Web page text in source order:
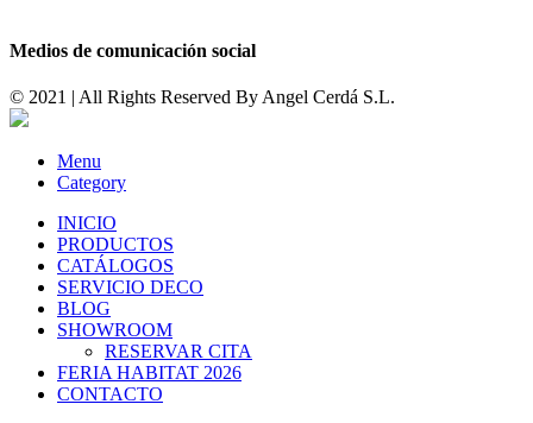
Medios de comunicación social
© 2021 | All Rights Reserved By Angel Cerdá S.L.
Menu
Category
INICIO
PRODUCTOS
CATÁLOGOS
SERVICIO DECO
BLOG
SHOWROOM
RESERVAR CITA
FERIA HABITAT 2026
CONTACTO